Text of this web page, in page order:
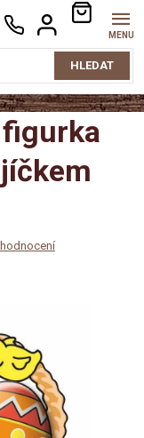
HLEDAT
NÁKUPNÍ
KOŠÍK